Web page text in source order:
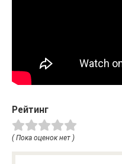
Рейтинг
( Пока оценок нет )